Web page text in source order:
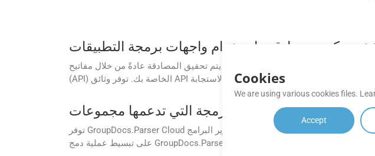
يتم تحقيق المصادقة عادةً من خلال مفاتيح API أو رموز OAuth المميزة. سوف تحصل على بيانات الاعتماد هذه من GroupDocs وتضمينها في رؤوس طلب واجهة برمجة التطبيقات
Cookies
We are using various cookies files.
Accept